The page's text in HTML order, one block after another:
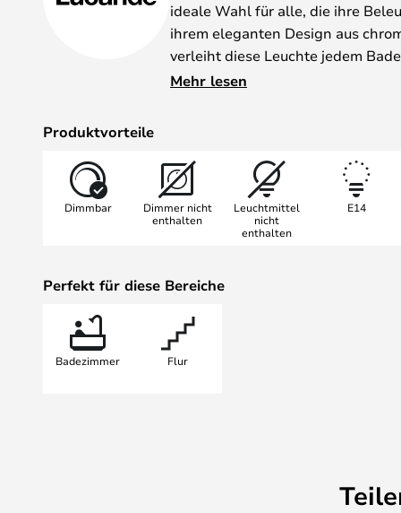
ideale Wahl für alle, die ihre
ihrem eleganten Design aus
verleiht diese Leuchte jedem
Mit einer Höhe von 17,2 cm, einer
besonders für Badezimmer. Ob
Stimmungslicht verwenden, diese
Bedürfnisse erfüllen. Verleihen
stilvollen und funktionellen
Mehr lesen
Produktvorteile
Dimmbar
Dimmer nicht
enthalten
Leuchtmittel
nicht
enthalten
E14
Perfekt für diese Bereiche
Badezimmer Flur